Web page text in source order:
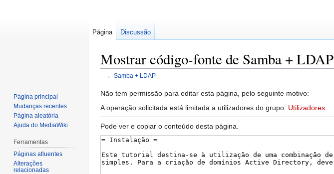
Mostrar código-fonte de Samba + LDAP
← Samba + LDAP
Saltar
para
navegação
Saltar
para
pesquisa
Não tem permissão para editar esta página, pelo seguinte motivo:
A operação solicitada está limitada a utilizadores do grupo: Utilizadores
Pode ver e copiar o conteúdo desta página.
Página Discussão
Página principal
Mudanças recentes
Página aleatória
Ajuda do MediaWiki
Ferramentas
Páginas afluentes
Alterações
relacionadas